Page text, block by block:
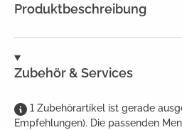
Produktbeschreibung
Zubehör & Services
1 Zubehörartikel ist gerade
Empfehlungen). Die passenden